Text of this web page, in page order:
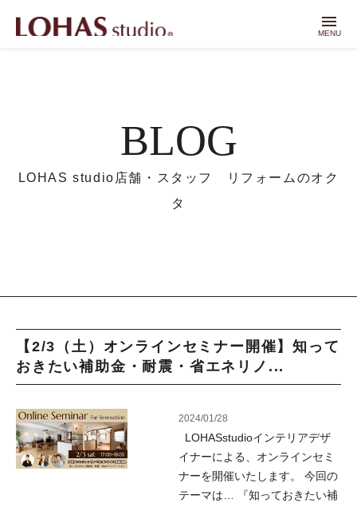
menu
MENU
BLOG
LOHAS studio店舗・スタッフ リフォームのオク
タ
【2/3（土）オンラインセミナー開催】知って
おきたい補助金・耐震・省エネリノ...
2024/01/28
LOHASstudioインテリアデザ
イナーによる、オンラインセミ
ナーを開催いたします。 今回の
テーマは… 『知っておきたい補